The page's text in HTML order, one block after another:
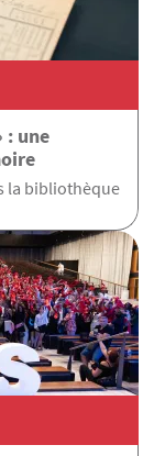
: une
la bibliothèque